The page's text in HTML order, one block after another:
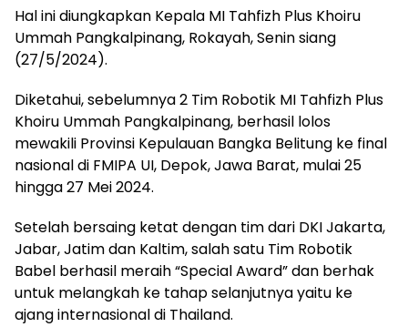
Hal ini diungkapkan Kepala MI Tahfizh Plus Khoiru
Ummah Pangkalpinang, Rokayah, Senin siang
(27/5/2024).
Diketahui, sebelumnya 2 Tim Robotik MI Tahfizh Plus
Khoiru Ummah Pangkalpinang, berhasil lolos
mewakili Provinsi Kepulauan Bangka Belitung ke final
nasional di FMIPA UI, Depok, Jawa Barat, mulai 25
hingga 27 Mei 2024.
Setelah bersaing ketat dengan tim dari DKI Jakarta,
Jabar, Jatim dan Kaltim, salah satu Tim Robotik
Babel berhasil meraih “Special Award” dan berhak
untuk melangkah ke tahap selanjutnya yaitu ke
ajang internasional di Thailand.